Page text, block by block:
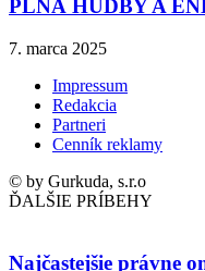
PLNÁ HUDBY A
7. marca 2025
Impressum
Redakcia
Partneri
Cenník reklamy
© by Gurkuda, s.r.o
ĎALŠIE PRÍBEHY
Najčastejšie právne